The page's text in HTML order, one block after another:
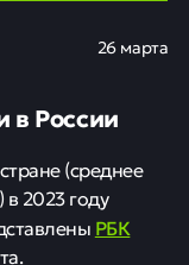
26 марта
в России
(среднее
2023 году
РБК